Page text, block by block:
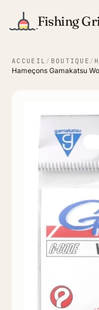
Fishing
ACCUEIL / BOUTIQUE /
Hameçons Gamakatsu